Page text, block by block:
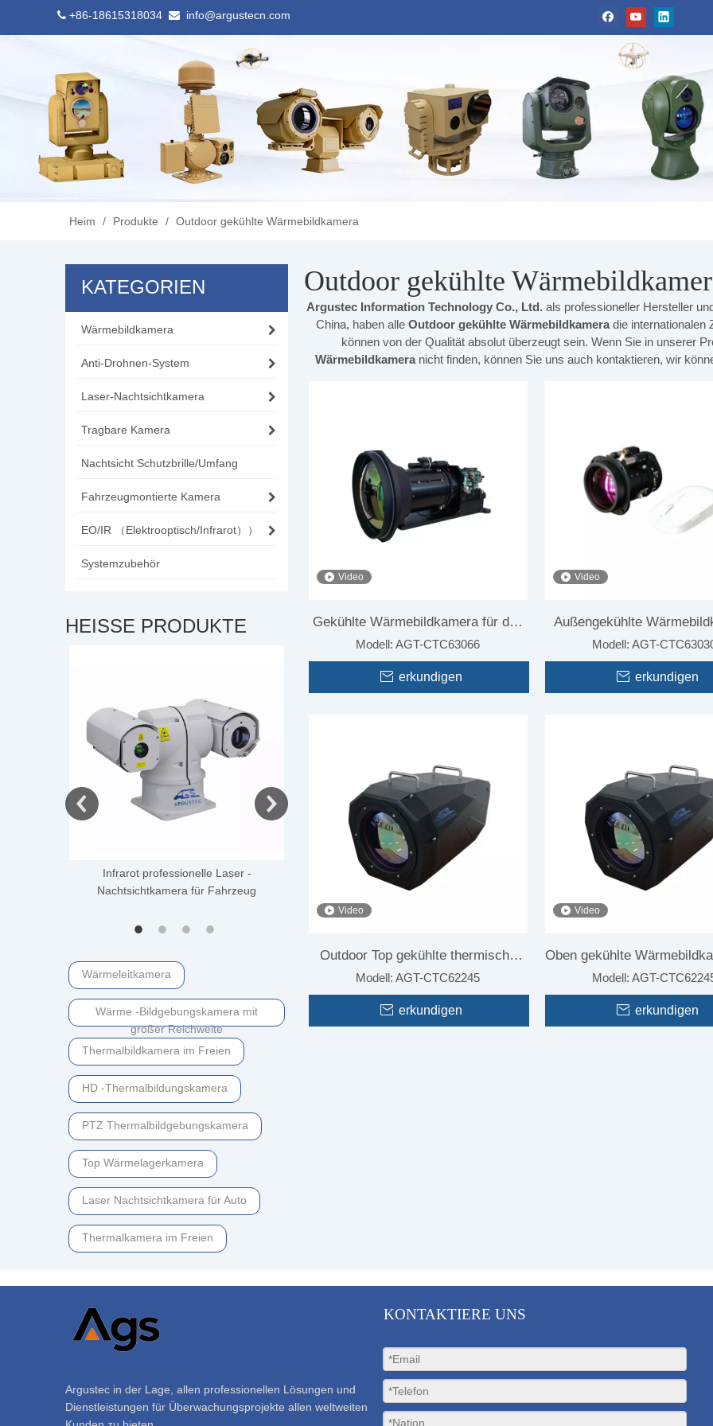
 +86-18615318034  info@argustecn.com
Heim / Produkte / Outdoor gekühlte Wärmebildkamera
KATEGORIEN
Wärmebildkamera
Anti-Drohnen-System
Laser-Nachtsichtkamera
Tragbare Kamera
Nachtsicht Schutzbrille/Umfang
Fahrzeugmontierte Kamera
EO/IR （Elektrooptisch/Infrarot））
Systemzubehör
HEISSE PRODUKTE
Infrarot professionelle Laser -
Nachtsichtkamera für Fahrzeug
Optische Multispektrum-PTZ-
Plattformkamera für
Waldbrandschutzsysteme
Distanz-Hochgeschwindigkeits-
Wärmebildkamera für
Radarüberwachungssystem
Wärmeleitkamera
Wärme -Bildgebungskamera mit
großer Reichweite
Thermalbildkamera im Freien
HD -Thermalbildungskamera
PTZ Thermalbildgebungskamera
Top Wärmelagerkamera
Laser Nachtsichtkamera für Auto
Thermalkamera im Freien
Outdoor gekühlte
Argustec Information Technology Co., Ltd. als professioneller Hersteller
China, haben alle Outdoor gekühlte Wärmebildkameradie internationalen
können von der Qualität absolut überzeugt sein. Wenn Sie in unserer
Wärmebildkameranicht finden, können Sie uns auch kontaktieren, wir
Video
Gekühlte Wärmebildkamera für den
Außenbereich für Waldbrände
Modell: AGT-CTC63066
erkundigen
Video
Außengekühlte
für Grenzflächen
Modell: AGT-
erkundigen
Video
Outdoor Top gekühlte thermische
PTZ -Kamera für Aquakultur
Modell: AGT-CTC62245
erkundigen
Video
Oben gekühlte
den Außenbereich für
Außenbereich
Modell: AGT-
erkundigen
Argustec in der Lage, allen professionellen Lösungen und
Dienstleistungen für Überwachungsprojekte allen weltweiten
KONTAKTIERE UNS